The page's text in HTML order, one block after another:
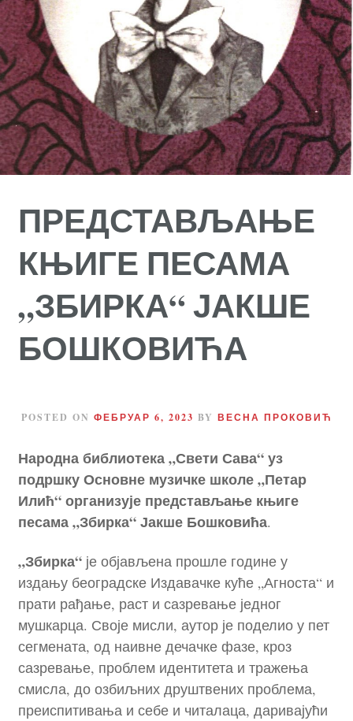
ПРЕДСТАВЉАЊЕ
КЊИГЕ ПЕСАМА
„ЗБИРКА“ ЈАКШЕ
БОШКОВИЋА
POSTED ON ФЕБРУАР 6, 2023 BY ВЕСНА ПРОКОВИЋ
Народна библиотека „Свети Сава“ уз
подршку Основне музичке школе „Петар
Илић“ организује представљање књиге
песама „Збирка“ Јакше Бошковића.
„Збирка“ је објављена прошле године у
издању београдске Издавачке куће „Агноста“ и
прати рађање, раст и сазревање једног
мушкарца. Своје мисли, аутор је поделио у пет
сегмената, од наивне дечачке фазе, кроз
сазревање, проблем идентитета и тражења
смисла, до озбиљних друштвених проблема,
преиспитивања и себе и читалаца, даривајући